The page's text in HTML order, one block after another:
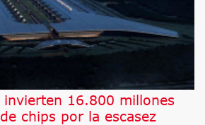
invierten 16.800 millones
chips por la escasez